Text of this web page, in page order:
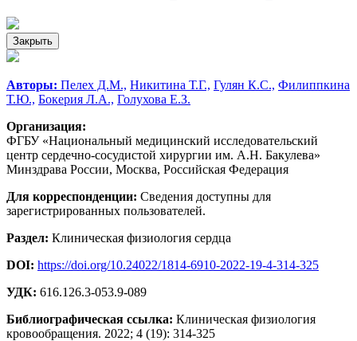
Закрыть
Авторы: Пелех Д.М., Никитина Т.Г., Гулян К.С., Филиппкина
Т.Ю., Бокерия Л.А., Голухова Е.З.
Организация:
ФГБУ «Национальный медицинский исследовательский
центр сердечно-сосудистой хирургии им. А.Н. Бакулева»
Минздрава России, Москва, Российская Федерация
Для корреспонденции: Сведения доступны для
зарегистрированных пользователей.
Раздел: Клиническая физиология сердца
DOI: https://doi.org/10.24022/1814-6910-2022-19-4-314-325
УДК: 616.126.3-053.9-089
Библиографическая ссылка: Клиническая физиология
кровообращения. 2022; 4 (19): 314-325